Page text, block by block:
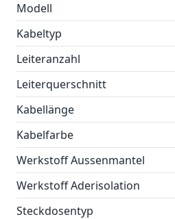
Modell
Kabeltyp
Leiteranzahl
Leiterquerschnitt
Kabellänge
Kabelfarbe
Werkstoff Aussenmantel
Werkstoff Aderisolation
Steckdosentyp